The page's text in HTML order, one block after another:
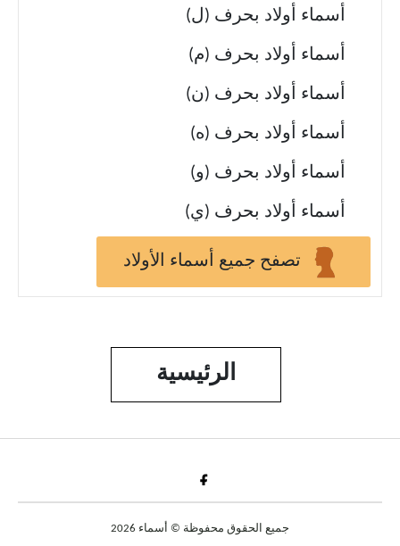
أسماء أولاد بحرف (ل)
أسماء أولاد بحرف (م)
أسماء أولاد بحرف (ن)
أسماء أولاد بحرف (ه)
أسماء أولاد بحرف (و)
أسماء أولاد بحرف (ي)
تصفح جميع أسماء الأولاد
الرئيسية
Fac
جميع الحقوق محفوظة © أسماء 2026